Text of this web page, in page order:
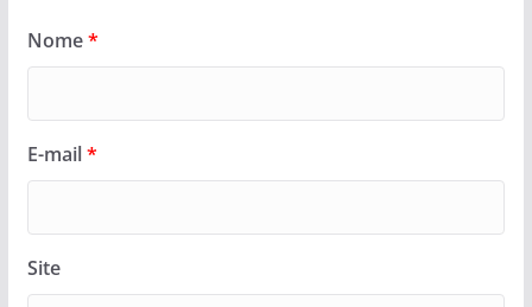
Nome*
E-mail*
Site